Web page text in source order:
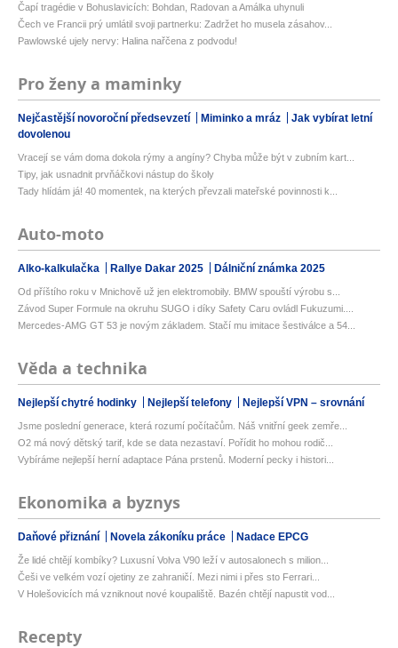
Čapí tragédie v Bohuslavicích: Bohdan, Radovan a Amálka uhynuli
Čech ve Francii prý umlátil svoji partnerku: Zadržet ho musela zásahov...
Pawlowské ujely nervy: Halina nařčena z podvodu!
Pro ženy a maminky
Nejčastější novoroční předsevzetí Miminko a mráz
Jak vybírat letní
dovolenou
Vracejí se vám doma dokola rýmy a angíny? Chyba může být v zubním kart...
Tipy, jak usnadnit prvňáčkovi nástup do školy
Tady hlídám já! 40 momentek, na kterých převzali mateřské povinnosti k...
Auto-moto
Alko-kalkulačka Rallye Dakar 2025 Dálniční známka 2025
Od příštího roku v Mnichově už jen elektromobily. BMW spouští výrobu s...
Závod Super Formule na okruhu SUGO i díky Safety Caru ovládl Fukuzumi....
Mercedes-AMG GT 53 je novým základem. Stačí mu imitace šestiválce a 54...
Věda a technika
Nejlepší chytré hodinky Nejlepší telefony Nejlepší VPN – srovnání
Jsme poslední generace, která rozumí počítačům. Náš vnitřní geek zemře...
O2 má nový dětský tarif, kde se data nezastaví. Pořídit ho mohou rodič...
Vybíráme nejlepší herní adaptace Pána prstenů. Moderní pecky i histori...
Ekonomika a byznys
Daňové přiznání Novela zákoníku práce Nadace EPCG
Že lidé chtějí kombíky? Luxusní Volva V90 leží v autosalonech s milion...
Češi ve velkém vozí ojetiny ze zahraničí. Mezi nimi i přes sto Ferrari...
V Holešovicích má vzniknout nové koupaliště. Bazén chtějí napustit vod...
Recepty